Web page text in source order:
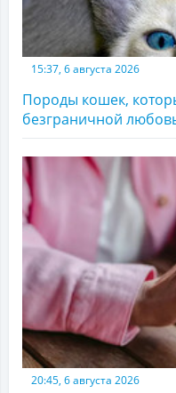
15:37, 6 августа 2026
Породы кошек,
безграничной
20:45, 6 августа 2026